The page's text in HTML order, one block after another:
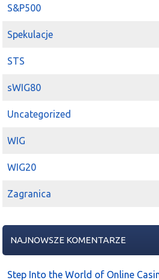
S&P500
Spekulacje
STS
sWIG80
Uncategorized
WIG
WIG20
Zagranica
NAJNOWSZE KOMENTARZE
Step Into the World of Online